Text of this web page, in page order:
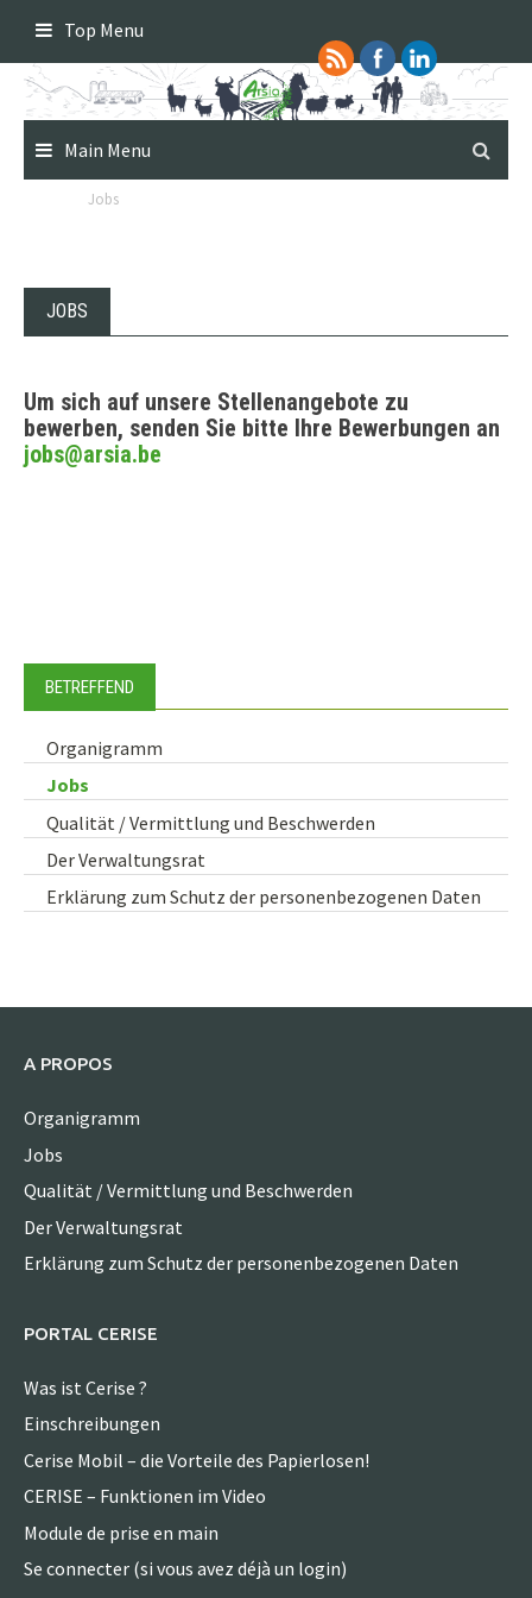
content
Top Menu
Main Menu
Jobs
JOBS
Um sich auf unsere Stellenangebote zu
bewerben, senden Sie bitte Ihre Bewerbungen an
jobs@arsia.be
BETREFFEND
Organigramm
Jobs
Qualität / Vermittlung und Beschwerden
Der Verwaltungsrat
Erklärung zum Schutz der personenbezogenen Daten
A PROPOS
Organigramm
Jobs
Qualität / Vermittlung und Beschwerden
Der Verwaltungsrat
Erklärung zum Schutz der personenbezogenen Daten
PORTAL CERISE
Was ist Cerise ?
Einschreibungen
Cerise Mobil – die Vorteile des Papierlosen!
CERISE – Funktionen im Video
Module de prise en main
Se connecter (si vous avez déjà un login)